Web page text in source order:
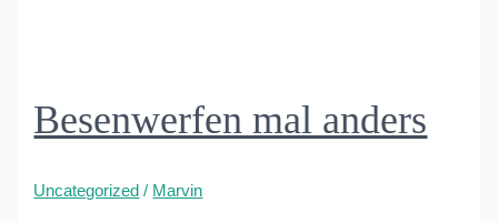
2022/2023
Besenwerfen mal anders
Uncategorized / Marvin